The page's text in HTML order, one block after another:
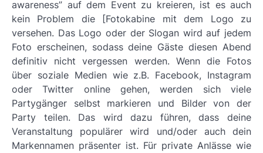
awareness” auf dem Event zu kreieren, ist es auch
kein Problem die [Fotokabine mit dem Logo zu
versehen. Das Logo oder der Slogan wird auf jedem
Foto erscheinen, sodass deine Gäste diesen Abend
definitiv nicht vergessen werden. Wenn die Fotos
über soziale Medien wie z.B. Facebook, Instagram
oder Twitter online gehen, werden sich viele
Partygänger selbst markieren und Bilder von der
Party teilen. Das wird dazu führen, dass deine
Veranstaltung populärer wird und/oder auch dein
Markennamen präsenter ist. Für private Anlässe wie